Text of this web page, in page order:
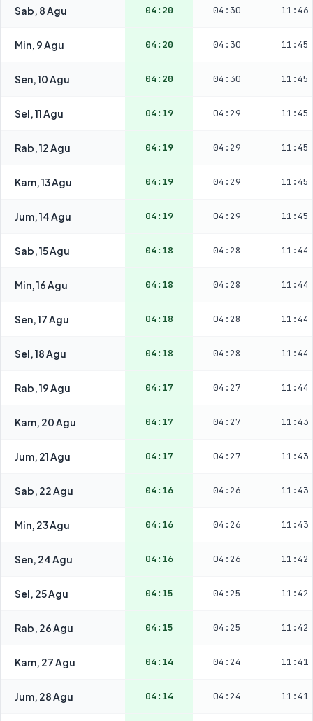
Sab, 8 Agu 04:20 04:30 11:46
Min, 9 Agu 04:20 04:30 11:45
Sen, 10 Agu 04:20 04:30 11:45
Sel, 11 Agu 04:19 04:29 11:45
Rab, 12 Agu 04:19 04:29 11:45
Kam, 13 Agu 04:19 04:29 11:45
Jum, 14 Agu 04:19 04:29 11:45
Sab, 15 Agu 04:18 04:28 11:44
Min, 16 Agu 04:18 04:28 11:44
Sen, 17 Agu 04:18 04:28 11:44
Sel, 18 Agu 04:18 04:28 11:44
Rab, 19 Agu 04:17 04:27 11:44
Kam, 20 Agu 04:17 04:27 11:43
Jum, 21 Agu 04:17 04:27 11:43
Sab, 22 Agu 04:16 04:26 11:43
Min, 23 Agu 04:16 04:26 11:43
Sen, 24 Agu 04:16 04:26 11:42
Sel, 25 Agu 04:15 04:25 11:42
Rab, 26 Agu 04:15 04:25 11:42
Kam, 27 Agu 04:14 04:24 11:41
Jum, 28 Agu 04:14 04:24 11:41